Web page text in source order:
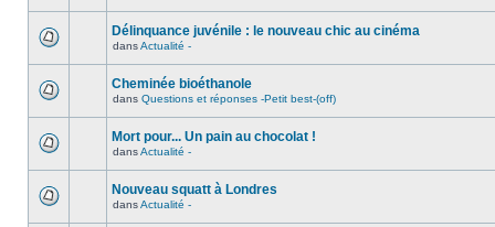
Délinquance juvénile : le nouveau chic au cinéma
dansActualité -
Cheminée bioéthanole
dans Questions et réponses -Petit best-(off)
Mort pour... Un pain au chocolat !
dansActualité -
Nouveau squatt à Londres
dansActualité -